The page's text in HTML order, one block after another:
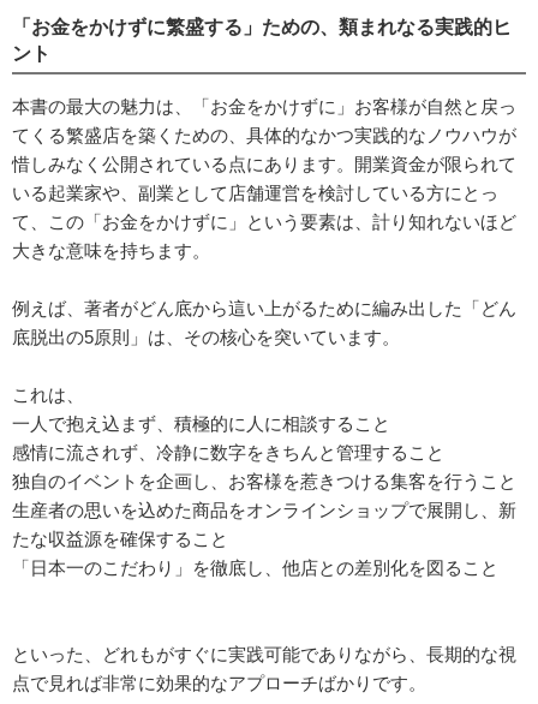
「お金をかけずに繁盛する」ための、類まれなる実践的ヒ
ント
本書の最大の魅力は、「お金をかけずに」お客様が自然と戻っ
てくる繁盛店を築くための、具体的なかつ実践的なノウハウが
惜しみなく公開されている点にあります。開業資金が限られて
いる起業家や、副業として店舗運営を検討している方にとっ
て、この「お金をかけずに」という要素は、計り知れないほど
大きな意味を持ちます。
例えば、著者がどん底から這い上がるために編み出した「どん
底脱出の5原則」は、その核心を突いています。
これは、
一人で抱え込まず、積極的に人に相談すること
感情に流されず、冷静に数字をきちんと管理すること
独自のイベントを企画し、お客様を惹きつける集客を行うこと
生産者の思いを込めた商品をオンラインショップで展開し、新
たな収益源を確保すること
「日本一のこだわり」を徹底し、他店との差別化を図ること
といった、どれもがすぐに実践可能でありながら、長期的な視
点で見れば非常に効果的なアプローチばかりです。